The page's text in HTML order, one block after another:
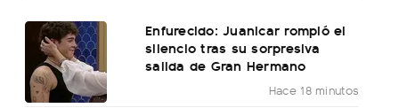
Enfurecido: Juanicar rompió el
silencio tras su sorpresiva
salida de Gran Hermano
Hace 18 minutos